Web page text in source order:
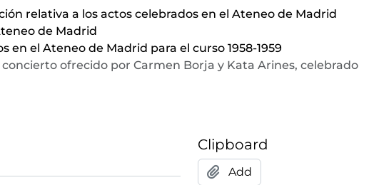
para la conferencia "Poesía y libertad" ofrecida por Vintila Horia [sic.] dentro del ciclo
literario de Andalucía y su cante" ofrecida por Domingo Manfredi, celebrada el 20 de mayo de 1959 en el Aula Pequeña
aniversario de su nacimiento" ofrecida por Enrique Franco, Jose Fernandez, Emilio Moreno, Antonio Arias, Carlos Baena y el Cuarteto Clásico de Radio Nacional, celebrada el 21 de mayo de 1959
"La existencia y la nada en la filosofía de Bergson" ofrecida por Ángel González Álvarez dentro del ciclo
ofrecido por la Orquesta Cámara de Madrid y Odon Alonso, celebrado el 22 de mayo de 1959
del Ateneo de Madrid para la representación teatral de
Madrid para el recital literario ofrecido por Gloria Arjona, celebrado el 16 de junio de 1959
de los actos celebrados en el Ateneo de Madrid para el curso 1959-1960
y José Luis Álvarez Rivas, celebrado entre el 11 de enero y el mes de mayo de 1960 y auspiciado por el Aula de Cultura del Ateneo de Madrid para el curso 1959-1960
de los actos celebrados en el Ateneo de Madrid para el curso 1960-1961
relativa a los actos celebrados en el Ateneo de Madrid
de Madrid
el Ateneo de Madrid para el curso 1958-1959
ofrecido por Carmen Borja y Kata Arines, celebrado
Clipboard
Add